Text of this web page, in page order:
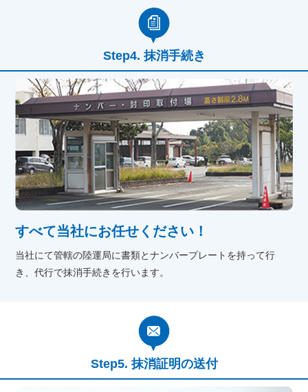
抹消手続き
すべて当社にお任せください！
当社にて管轄の陸運局に書類とナンバープレートを持って行
き、代行で抹消手続きを行います。
抹消証明の送付